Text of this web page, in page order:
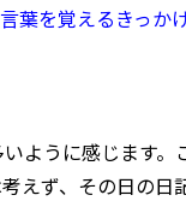
葉を覚えるきっか
ように感じます。
えず、その日の日